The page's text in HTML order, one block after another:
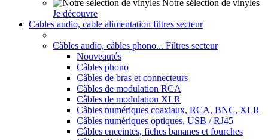
Notre sélection de vinyles
Je découvre
Cables audio, cable alimentation filtres secteur
Câbles audio, câbles phono... Filtres secteur
Nouveautés
Câbles phono
Câbles de bras et connecteurs
Câbles de modulation RCA
Câbles de modulation XLR
Câbles numériques coaxiaux, RCA, BNC, XLR
Câbles numériques optiques, USB / RJ45
Câbles enceintes, fiches bananes et fourches